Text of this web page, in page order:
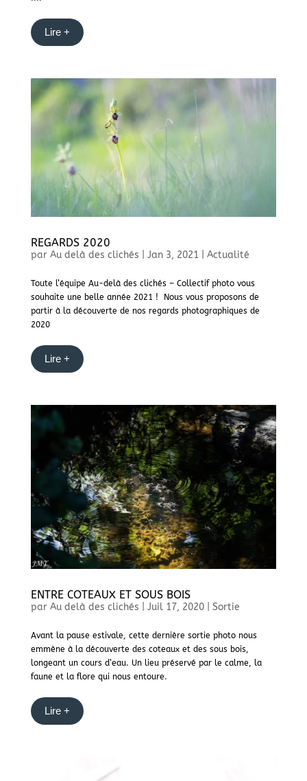
Lire +
REGARDS 2020
par Au delà des clichés Jan 3, 2021 Actualité
Toute l’équipe Au-delà des clichés – Collectif photo vous
souhaite une belle année 2021 ! Nous vous proposons de
partir à la découverte de nos regards photographiques de
2020
Lire +
ENTRE COTEAUX ET SOUS BOIS
par Au delà des clichés Juil 17, 2020| Sortie
Avant la pause estivale, cette dernière sortie photo nous
emmène à la découverte des coteaux et des sous bois,
longeant un cours d’eau. Un lieu préservé par le calme, la
faune et la flore qui nous entoure.
Lire +